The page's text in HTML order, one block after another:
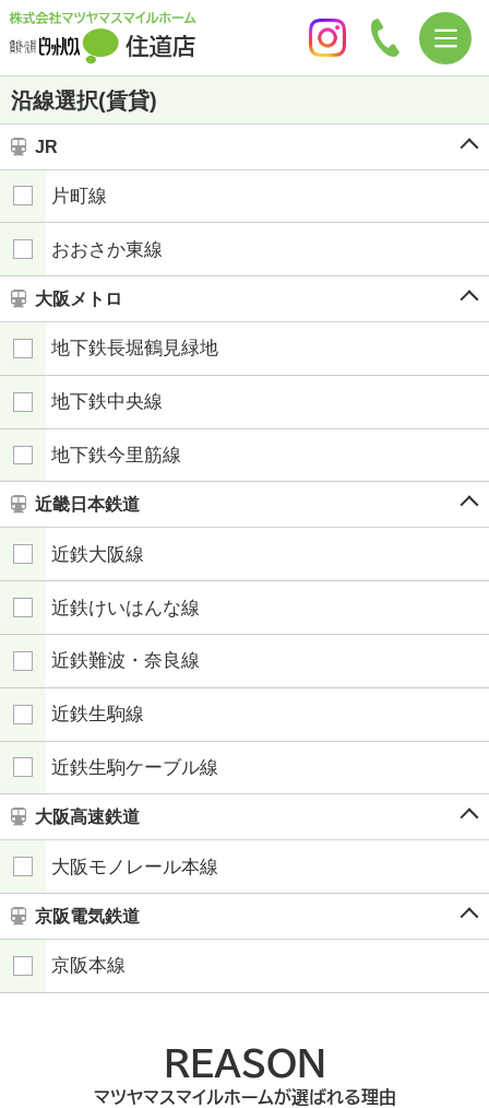
沿線選択(賃貸)
JR
片町線
おおさか東線
大阪メトロ
地下鉄長堀鶴見緑地
地下鉄中央線
地下鉄今里筋線
近畿日本鉄道
近鉄大阪線
近鉄けいはんな線
近鉄難波・奈良線
近鉄生駒線
近鉄生駒ケーブル線
大阪高速鉄道
大阪モノレール本線
京阪電気鉄道
京阪本線
REASON
マツヤマスマイルホームが選ばれる理由